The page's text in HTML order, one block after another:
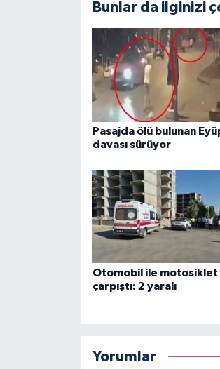
Bunlar da ilginizi
Pasajda ölü bulunan
davası sürüyor
Otomobil ile motosiklet
çarpıştı: 2 yaralı
Yorumlar